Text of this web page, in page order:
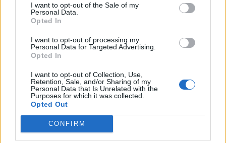
I want to opt-out of the Sale of my
Personal Data.
Opted In
I want to opt-out of processing my
Personal Data for Targeted Advertising.
Opted In
I want to opt-out of Collection, Use,
Retention, Sale, and/or Sharing of my
Personal Data that Is Unrelated with the
Purposes for which it was collected.
Opted Out
CONFIRM